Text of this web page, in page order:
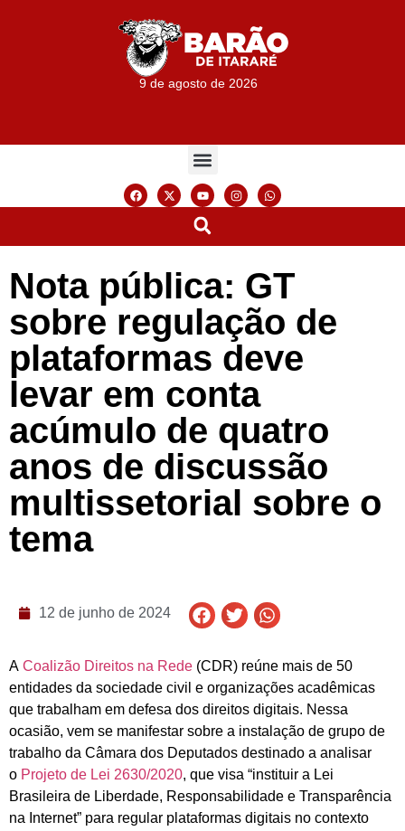
9 de agosto de 2026
Nota pública: GT
sobre regulação de
plataformas deve
levar em conta
acúmulo de quatro
anos de discussão
multissetorial sobre o
tema
12 de junho de 2024
A Coalizão Direitos na Rede (CDR) reúne mais de 50
entidades da sociedade civil e organizações acadêmicas
que trabalham em defesa dos direitos digitais. Nessa
ocasião, vem se manifestar sobre a instalação de grupo de
trabalho da Câmara dos Deputados destinado a analisar
o Projeto de Lei 2630/2020, que visa “instituir a Lei
Brasileira de Liberdade, Responsabilidade e Transparência
na Internet” para regular plataformas digitais no contexto